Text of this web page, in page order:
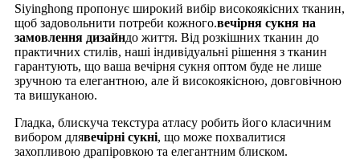
Siyinghong пропонує широкий вибір високоякісних тканин,
щоб задовольнити потреби кожного.вечірня сукня на
замовлення дизайндо життя. Від розкішних тканин до
практичних стилів, наші індивідуальні рішення з тканин
гарантують, що ваша вечірня сукня оптом буде не лише
зручною та елегантною, але й високоякісною, довговічною
та вишуканою.
Гладка, блискуча текстура атласу робить його класичним
вибором длявечірні сукні, що може похвалитися
захопливою драпіровкою та елегантним блиском.